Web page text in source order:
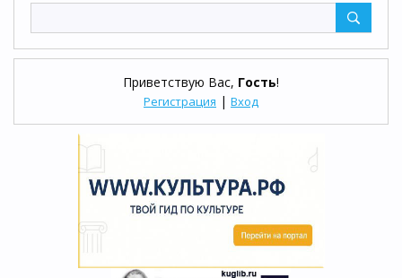
Приветствую Вас, Гость!
Регистрация | Вход